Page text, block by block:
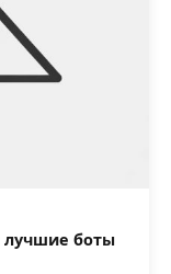
лучшие боты